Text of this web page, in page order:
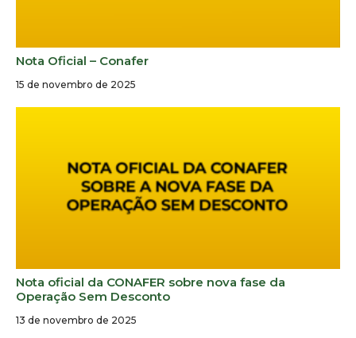
Nota Oficial – Conafer
15 de novembro de 2025
Nota oficial da CONAFER sobre nova fase da
Operação Sem Desconto
13 de novembro de 2025